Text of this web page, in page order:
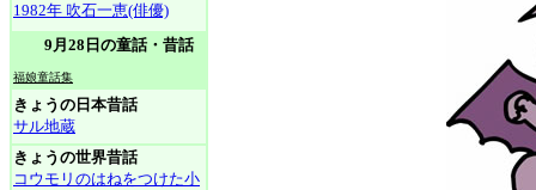
1982年 吹石一恵(俳優)
9月28日の童話・昔話
福娘童話集
きょうの日本昔話
サル地蔵
きょうの世界昔話
コウモリのはねをつけた小